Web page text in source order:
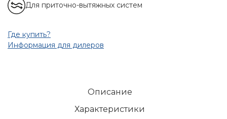
Для приточно-вытяжных систем
Где купить?
Информация для дилеров
Описание
Характеристики